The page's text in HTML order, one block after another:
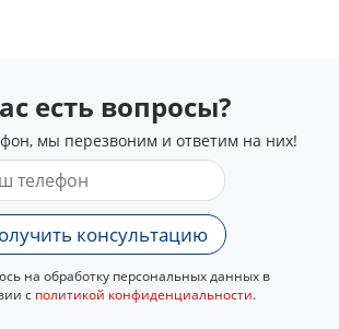
есть вопросы?
мы перезвоним и ответим на них!
консультацию
на обработку персональных данных в
с политикой конфиденциальности.